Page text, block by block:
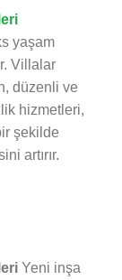
yaşam
Villalar
düzenli ve
hizmetleri,
şekilde
artırır.
Yeni inşa